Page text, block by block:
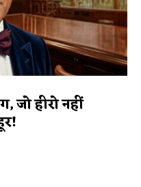
जो हीरो नहीं